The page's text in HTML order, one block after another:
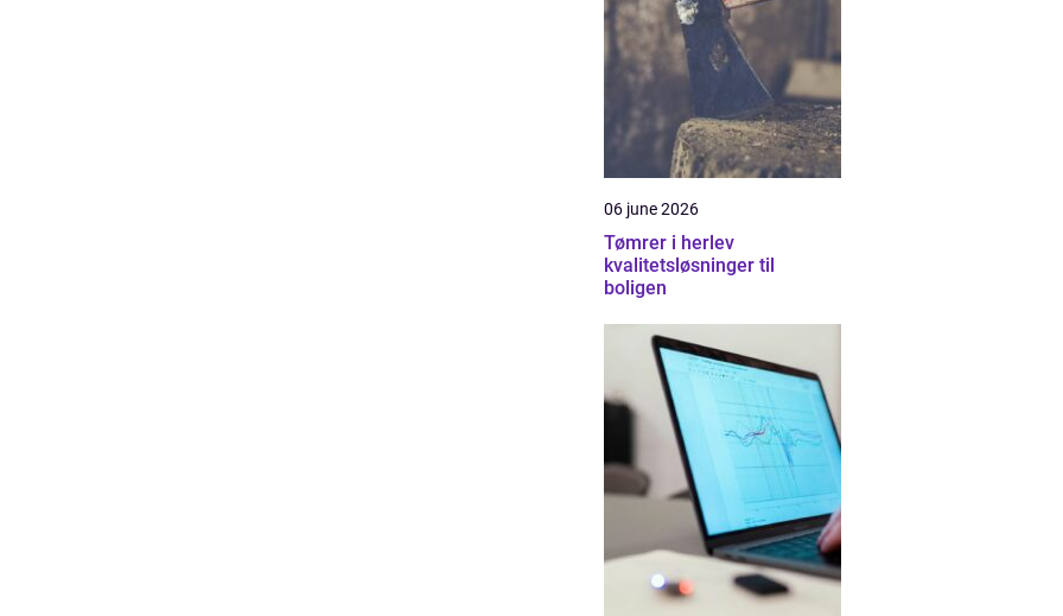
06 june 2026
Tømrer i herlev
kvalitetsløsninger til
boligen